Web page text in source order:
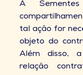
A
tal ação for
objeto do
Além disso, a
relação